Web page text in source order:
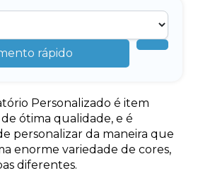
rápido
Personalizado é item
ótima qualidade, e é
personalizar da maneira que
enorme variedade de cores,
diferentes.